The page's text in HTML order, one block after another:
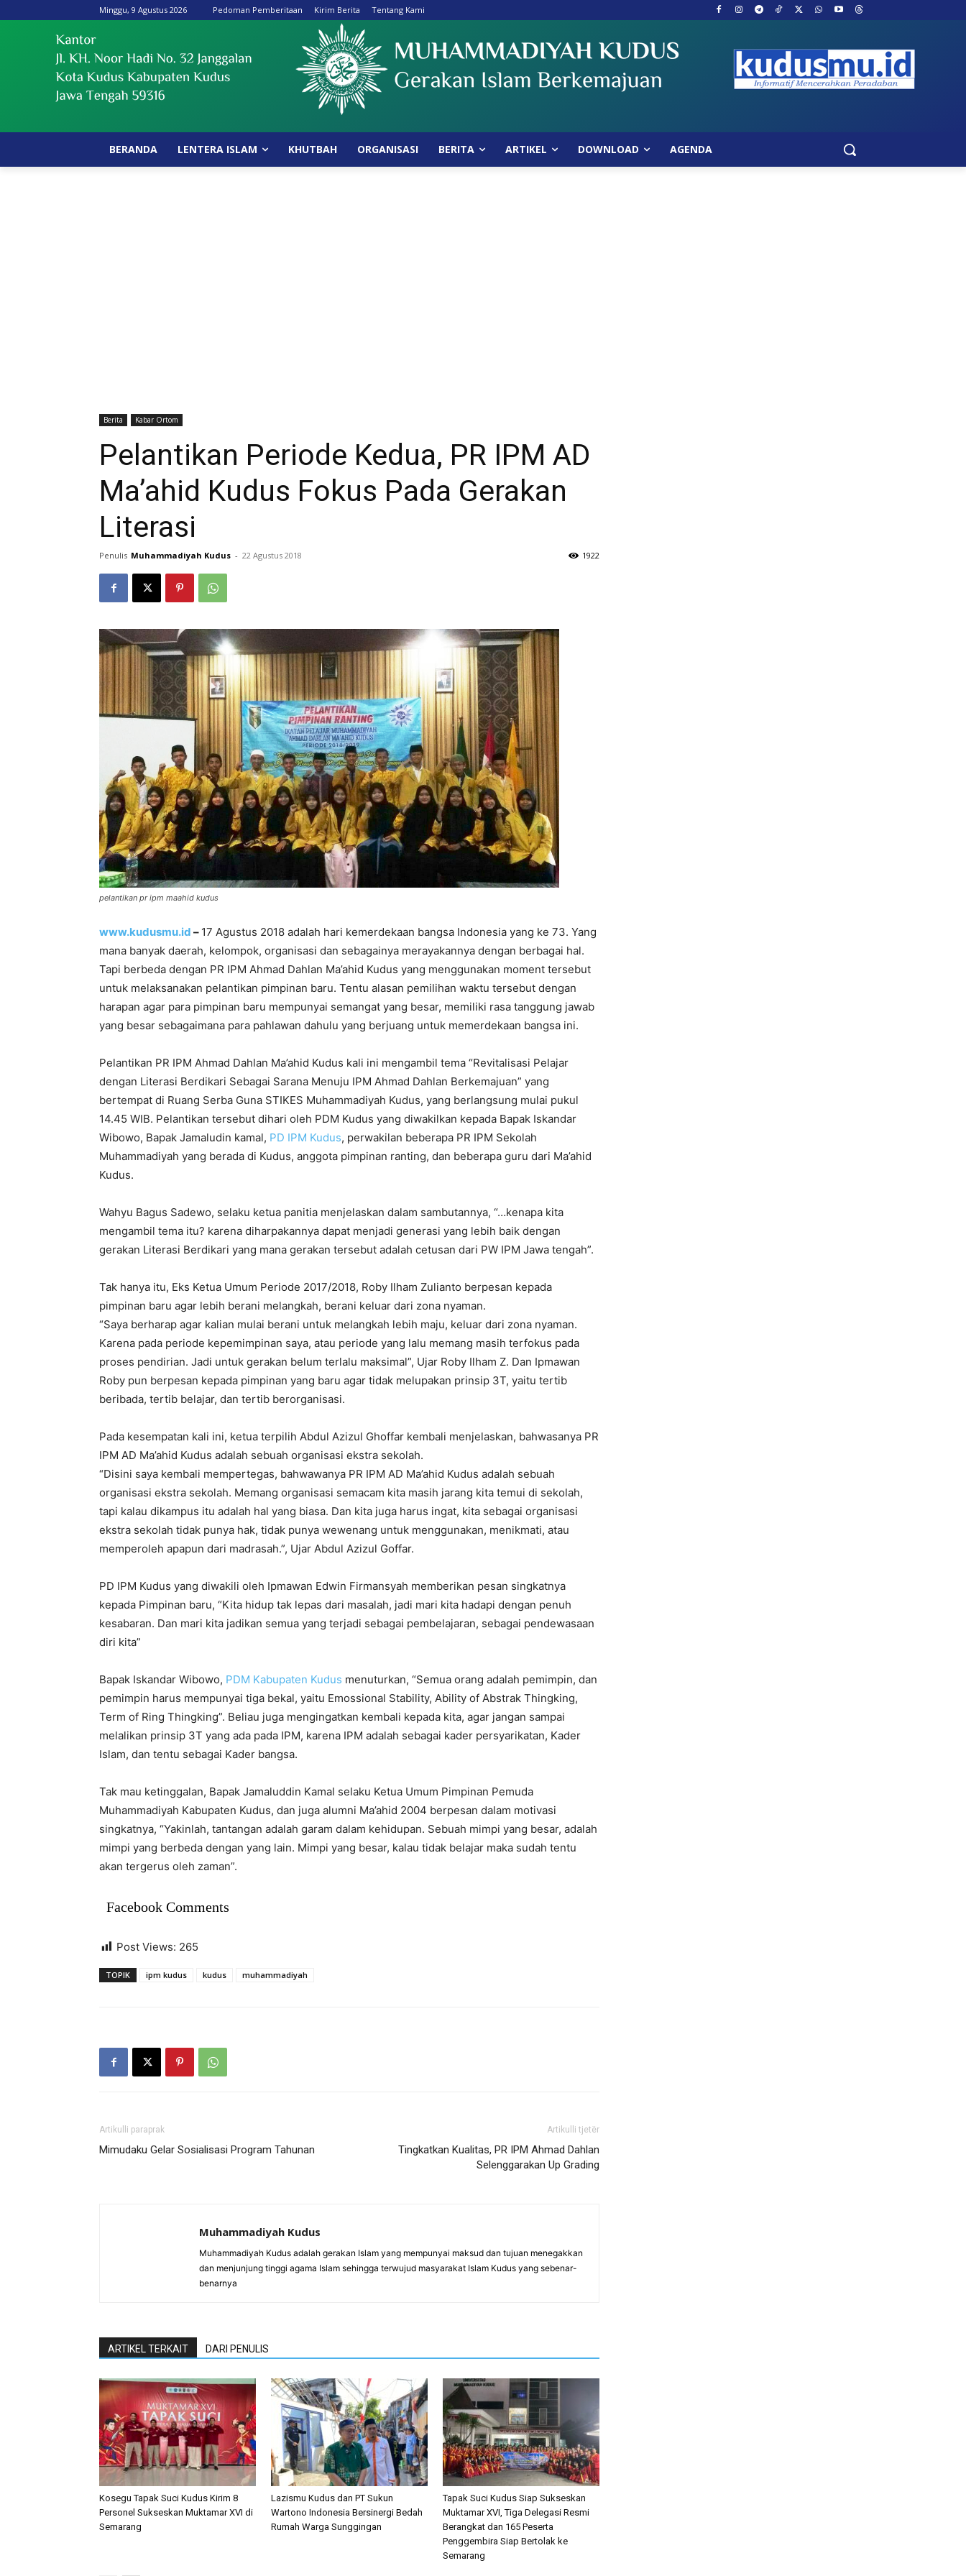
Minggu, 9 Agustus 2026 Pedoman Pemberitaan Kirim Berita Tentang Kami
BERANDA LENTERA ISLAM KHUTBAH ORGANISASI BERITA ARTIKEL DOWNLOAD AGENDA
Berita Kabar Ortom
Pelantikan Periode Kedua, PR IPM AD
Ma’ahid Kudus Fokus Pada Gerakan
Literasi
Penulis Muhammadiyah Kudus - 22 Agustus 2018 1922
pelantikan pr ipm maahid kudus
www.kudusmu.id – 17 Agustus 2018 adalah hari kemerdekaan bangsa Indonesia yang ke 73. Yang
mana banyak daerah, kelompok, organisasi dan sebagainya merayakannya dengan berbagai hal.
Tapi berbeda dengan PR IPM Ahmad Dahlan Ma’ahid Kudus yang menggunakan moment tersebut
untuk melaksanakan pelantikan pimpinan baru. Tentu alasan pemilihan waktu tersebut dengan
harapan agar para pimpinan baru mempunyai semangat yang besar, memiliki rasa tanggung jawab
yang besar sebagaimana para pahlawan dahulu yang berjuang untuk memerdekaan bangsa ini.
Pelantikan PR IPM Ahmad Dahlan Ma’ahid Kudus kali ini mengambil tema “Revitalisasi Pelajar
dengan Literasi Berdikari Sebagai Sarana Menuju IPM Ahmad Dahlan Berkemajuan” yang
bertempat di Ruang Serba Guna STIKES Muhammadiyah Kudus, yang berlangsung mulai pukul
14.45 WIB. Pelantikan tersebut dihari oleh PDM Kudus yang diwakilkan kepada Bapak Iskandar
Wibowo, Bapak Jamaludin kamal, PD IPM Kudus, perwakilan beberapa PR IPM Sekolah
Muhammadiyah yang berada di Kudus, anggota pimpinan ranting, dan beberapa guru dari Ma’ahid
Kudus.
Wahyu Bagus Sadewo, selaku ketua panitia menjelaskan dalam sambutannya, “…kenapa kita
mengambil tema itu? karena diharpakannya dapat menjadi generasi yang lebih baik dengan
gerakan Literasi Berdikari yang mana gerakan tersebut adalah cetusan dari PW IPM Jawa tengah”.
Tak hanya itu, Eks Ketua Umum Periode 2017/2018, Roby Ilham Zulianto berpesan kepada
pimpinan baru agar lebih berani melangkah, berani keluar dari zona nyaman.
“Saya berharap agar kalian mulai berani untuk melangkah lebih maju, keluar dari zona nyaman.
Karena pada periode kepemimpinan saya, atau periode yang lalu memang masih terfokus pada
proses pendirian. Jadi untuk gerakan belum terlalu maksimal”, Ujar Roby Ilham Z. Dan Ipmawan
Roby pun berpesan kepada pimpinan yang baru agar tidak melupakan prinsip 3T, yaitu tertib
beribada, tertib belajar, dan tertib berorganisasi.
Pada kesempatan kali ini, ketua terpilih Abdul Azizul Ghoffar kembali menjelaskan, bahwasanya PR
IPM AD Ma’ahid Kudus adalah sebuah organisasi ekstra sekolah.
“Disini saya kembali mempertegas, bahwawanya PR IPM AD Ma’ahid Kudus adalah sebuah
organisasi ekstra sekolah. Memang organisasi semacam kita masih jarang kita temui di sekolah,
tapi kalau dikampus itu adalah hal yang biasa. Dan kita juga harus ingat, kita sebagai organisasi
ekstra sekolah tidak punya hak, tidak punya wewenang untuk menggunakan, menikmati, atau
memperoleh apapun dari madrasah.”, Ujar Abdul Azizul Goffar.
PD IPM Kudus yang diwakili oleh Ipmawan Edwin Firmansyah memberikan pesan singkatnya
kepada Pimpinan baru, “Kita hidup tak lepas dari masalah, jadi mari kita hadapi dengan penuh
kesabaran. Dan mari kita jadikan semua yang terjadi sebagai pembelajaran, sebagai pendewasaan
diri kita”
Bapak Iskandar Wibowo, PDM Kabupaten Kudus menuturkan, “Semua orang adalah pemimpin, dan
pemimpin harus mempunyai tiga bekal, yaitu Emossional Stability, Ability of Abstrak Thingking,
Term of Ring Thingking”. Beliau juga mengingatkan kembali kepada kita, agar jangan sampai
melalikan prinsip 3T yang ada pada IPM, karena IPM adalah sebagai kader persyarikatan, Kader
Islam, dan tentu sebagai Kader bangsa.
Tak mau ketinggalan, Bapak Jamaluddin Kamal selaku Ketua Umum Pimpinan Pemuda
Muhammadiyah Kabupaten Kudus, dan juga alumni Ma’ahid 2004 berpesan dalam motivasi
singkatnya, “Yakinlah, tantangan adalah garam dalam kehidupan. Sebuah mimpi yang besar, adalah
mimpi yang berbeda dengan yang lain. Mimpi yang besar, kalau tidak belajar maka sudah tentu
akan tergerus oleh zaman”.
Facebook Comments
Post Views: 265
TOPIK ipm kudus kudus muhammadiyah
Artikulli paraprak
Mimudaku Gelar Sosialisasi Program Tahunan
Artikulli tjetër
Tingkatkan Kualitas, PR IPM Ahmad Dahlan
Selenggarakan Up Grading
Muhammadiyah Kudus
Muhammadiyah Kudus adalah gerakan Islam yang mempunyai maksud dan tujuan menegakkan
dan menjunjung tinggi agama Islam sehingga terwujud masyarakat Islam Kudus yang sebenar-
benarnya
ARTIKEL TERKAIT DARI PENULIS
Kosegu Tapak Suci Kudus Kirim 8
Personel Sukseskan Muktamar XVI di
Semarang
Lazismu Kudus dan PT Sukun
Wartono Indonesia Bersinergi Bedah
Rumah Warga Sunggingan
Tapak Suci Kudus Siap Sukseskan
Muktamar XVI, Tiga Delegasi Resmi
Berangkat dan 165 Peserta
Penggembira Siap Bertolak ke
Semarang